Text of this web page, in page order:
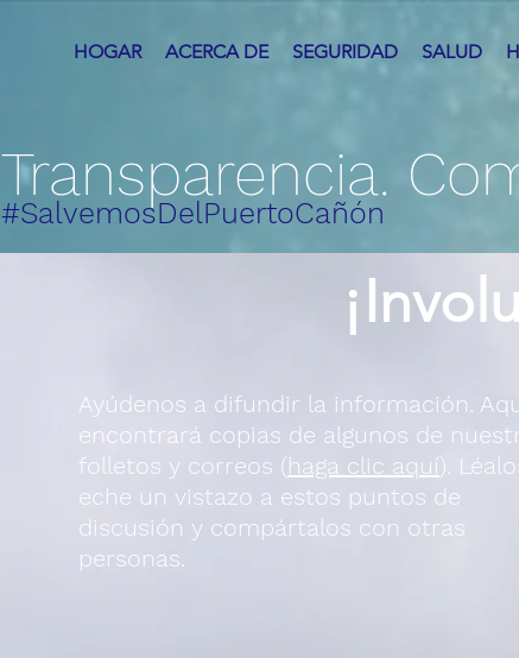
HOGAR ACERCA DE SEGURIDAD SALUD
Transparencia.
#SalvemosDelPuertoCañón
Ayúdenos a difundir la información.
encontrará copias de algunos de
folletos y correos (haga clic aquí).
eche un vistazo a estos puntos de
discusión y compártalos con otras
personas.